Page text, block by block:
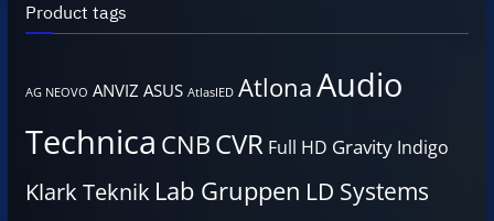
Product tags
AG NEOVO ANVIZ ASUS AtlasIED AtlonaAudio
Technica CNBCVR Full HD Gravity Indigo
Klark Teknik Lab Gruppen LD Systems